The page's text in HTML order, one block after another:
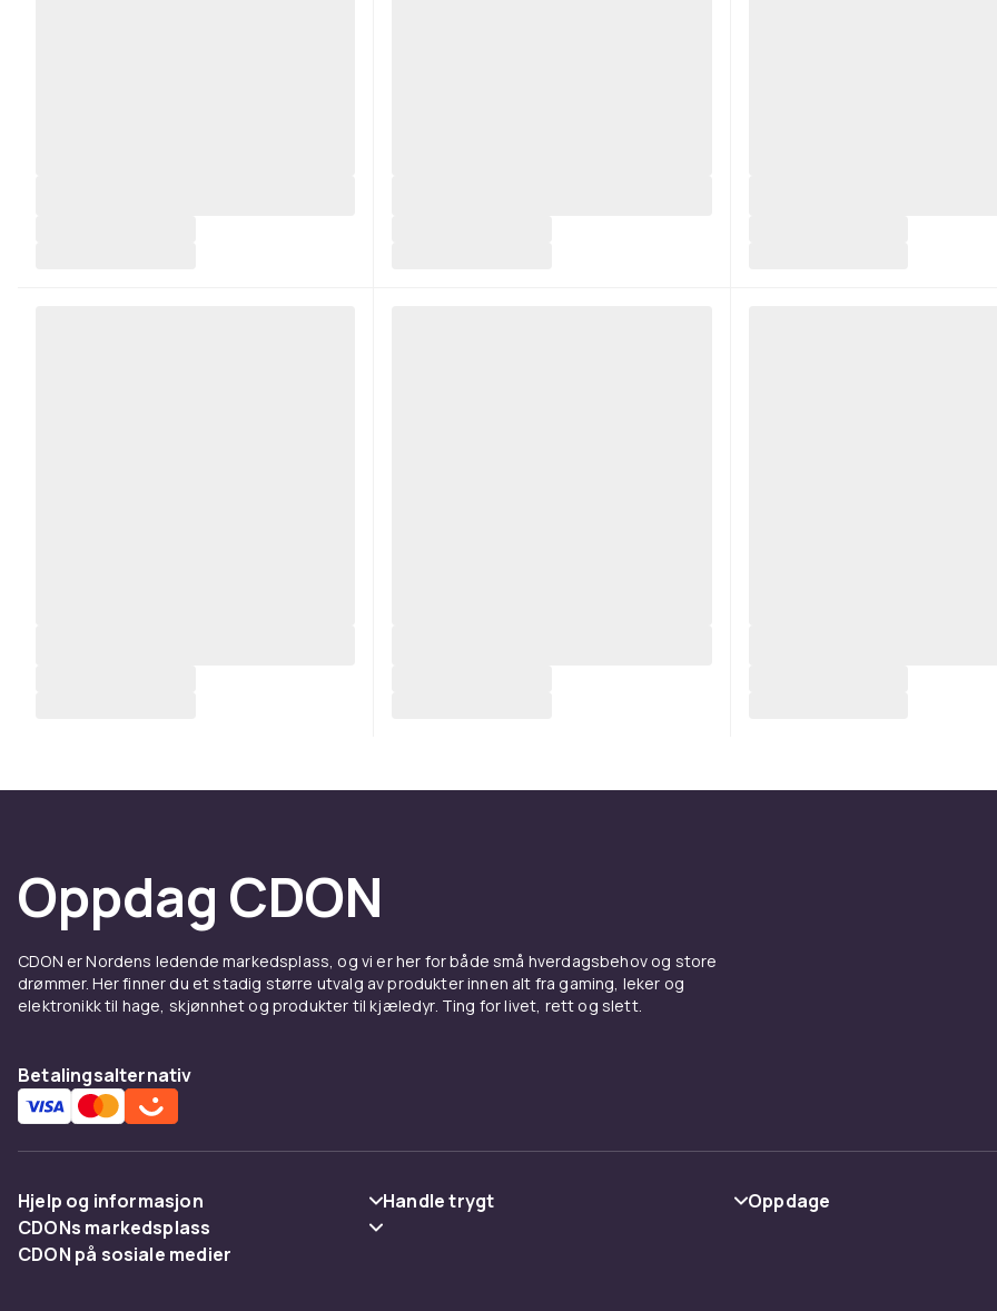
Oppdag CDON
CDON er Nordens ledende markedsplass, og vi er her for både små hverdagsbehov og store
drømmer. Her finner du et stadig større utvalg av produkter innen alt fra gaming, leker og
elektronikk til hage, skjønnhet og produkter til kjæledyr. Ting for livet, rett og slett.
Betalingsalternativ
Hjelp og informasjon
Vanlige spørsmål
Handle trygt
Oppdage
CDONs markedsplass
Merchant Help Center
CDON på sosiale medier